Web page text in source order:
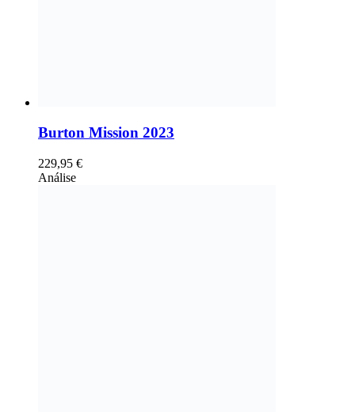
Burton Mission 2023
229,95 €
Análise